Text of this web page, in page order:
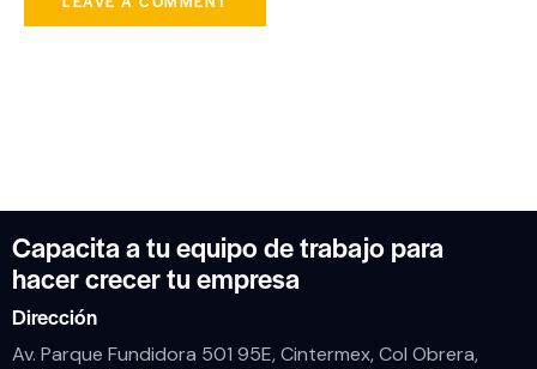
Capacita a tu equipo de trabajo para
hacer crecer tu empresa
Dirección
Av. Parque Fundidora 501 95E, Cintermex, Col Obrera,